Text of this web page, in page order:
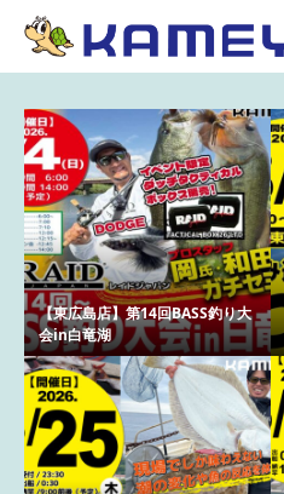
【東広島店】第14回BASS釣り大
会in白竜湖